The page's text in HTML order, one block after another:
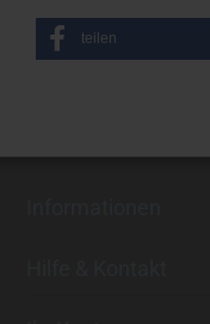
teilen